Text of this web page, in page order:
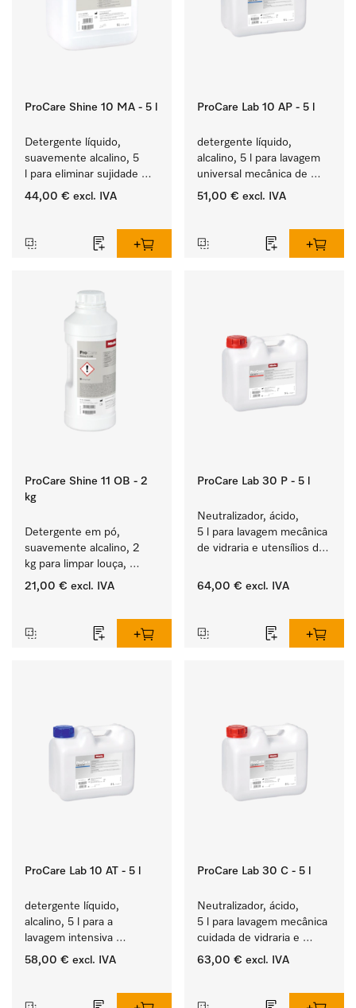
ProCare Shine 10 MA - 5 l
Detergente líquido,
suavemente alcalino, 5
l para eliminar sujidade
ligeira em louça, talheres
44,00 € excl. IVA
ProCare Lab 10 AP - 5 l
detergente líquido,
alcalino, 5 l para lavagem
universal mecânica de
vidraria e utensílios de
51,00 € excl. IVA
ProCare Shine 11 OB - 2
kg
Detergente em pó,
suavemente alcalino, 2
kg para limpar louça,
talheres e copos muito
21,00 € excl. IVA
ProCare Lab 30 P - 5 l
Neutralizador, ácido,
5 l para lavagem mecânica
de vidraria e utensílios de
64,00 € excl. IVA
ProCare Lab 10 AT - 5 l
detergente líquido,
alcalino, 5 l para a
lavagem intensiva
mecânica de vidraria e
58,00 € excl. IVA
ProCare Lab 30 C - 5 l
Neutralizador, ácido,
5 l para lavagem mecânica
cuidada de vidraria e
utensílios de laboratório.
63,00 € excl. IVA